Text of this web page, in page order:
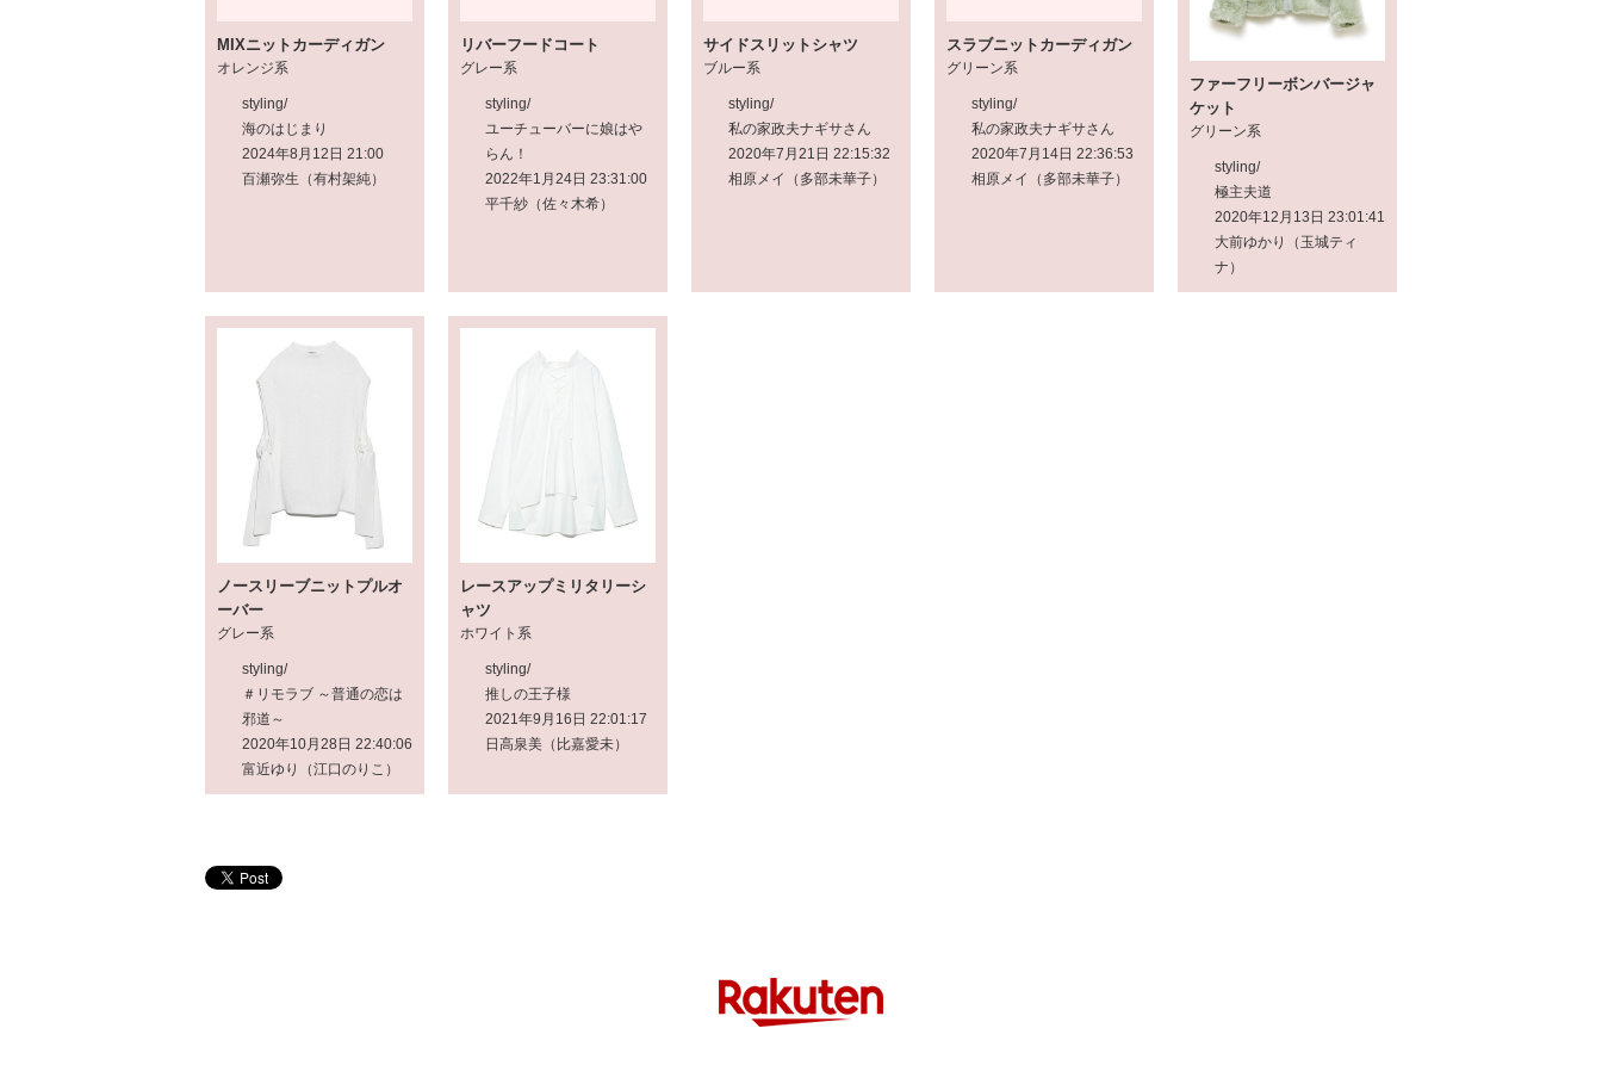
MIXニットカーディガン
オレンジ系
styling/
海のはじまり
2024年8月12日 21:00
百瀬弥生（有村架純）
リバーフードコート
グレー系
styling/
ユーチューバーに娘はや
らん！
2022年1月24日 23:31:00
平千紗（佐々木希）
サイドスリットシャツ
ブルー系
styling/
私の家政夫ナギサさん
2020年7月21日 22:15:32
相原メイ（多部未華子）
スラブニットカーディガン
グリーン系
styling/
私の家政夫ナギサさん
2020年7月14日 22:36:53
相原メイ（多部未華子）
ファーフリーボンバージャ
ケット
グリーン系
styling/
極主夫道
2020年12月13日 23:01:41
大前ゆかり（玉城ティ
ナ）
ノースリーブニットプルオ
ーバー
グレー系
styling/
＃リモラブ ～普通の恋は
邪道～
2020年10月28日 22:40:06
富近ゆり（江口のりこ）
レースアップミリタリーシ
ャツ
ホワイト系
styling/
推しの王子様
2021年9月16日 22:01:17
日高泉美（比嘉愛未）